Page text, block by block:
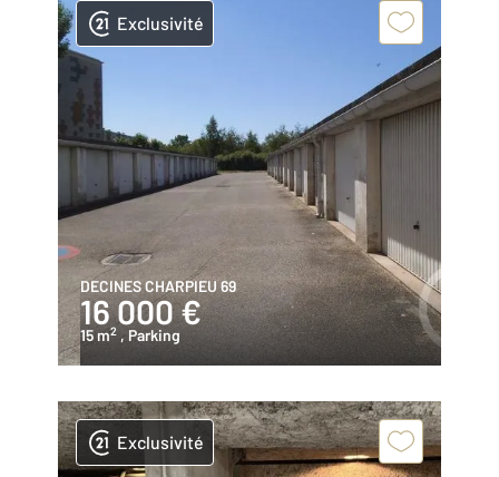
Exclusivité
DECINES CHARPIEU 69
16 000 €
15 m2 , Parking
Exclusivité